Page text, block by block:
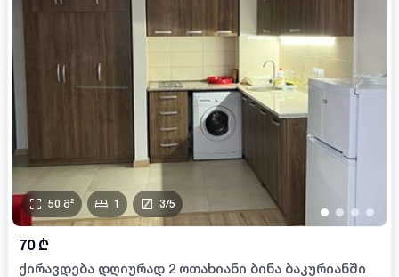
• • • •
50 მ² 1 3/5
70 ₾
ქირავდება დღიურად 2 ოთახიანი ბინა ბაკურიანში